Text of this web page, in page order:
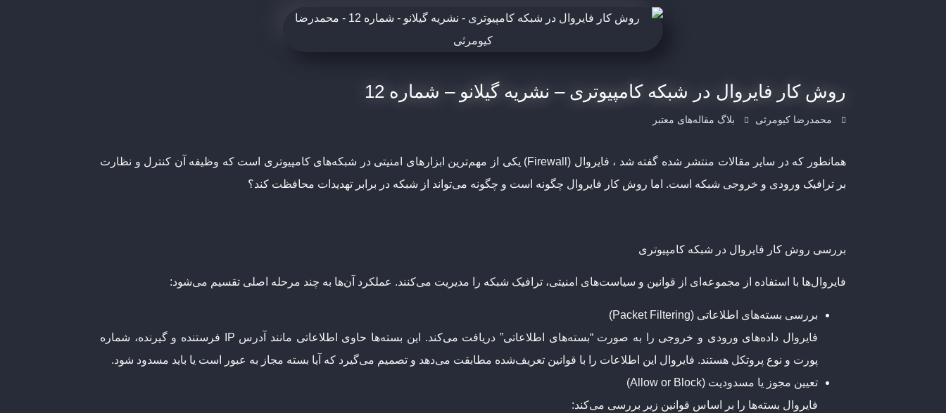
روش کار فایروال در شبکه کامپیوتری – نشریه گیلانو – شماره 12
محمدرضا کیومرثی بلاگ مقاله‌های معتبر
همانطور که در سایر مقالات منتشر شده گفته شد ، فایروال (Firewall) یکی از مهم‌ترین ابزارهای امنیتی در شبکه‌های کامپیوتری است که وظیفه آن کنترل و نظارت
بر ترافیک ورودی و خروجی شبکه است. اما روش کار فایروال چگونه است و چگونه می‌تواند از شبکه در برابر تهدیدات محافظت کند؟
بررسی روش کار فایروال در شبکه کامپیوتری
فایروال‌ها با استفاده از مجموعه‌ای از قوانین و سیاست‌های امنیتی، ترافیک شبکه را مدیریت می‌کنند. عملکرد آن‌ها به چند مرحله اصلی تقسیم می‌شود:
بررسی بسته‌های اطلاعاتی (Packet Filtering)
فایروال داده‌های ورودی و خروجی را به صورت “بسته‌های اطلاعاتی” دریافت می‌کند. این بسته‌ها حاوی اطلاعاتی مانند آدرس IP فرستنده و گیرنده، شماره
پورت و نوع پروتکل هستند. فایروال این اطلاعات را با قوانین تعریف‌شده مطابقت می‌دهد و تصمیم می‌گیرد که آیا بسته مجاز به عبور است یا باید مسدود شود.
تعیین مجوز یا مسدودیت (Allow or Block)
فایروال بسته‌ها را بر اساس قوانین زیر بررسی می‌کند: